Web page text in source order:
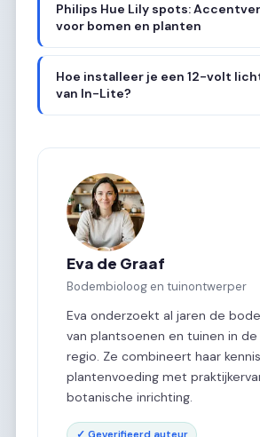
Philips Hue Lily spots:
voor bomen en planten
Hoe installeer je een 12-volt
van In-Lite?
Eva de Graaf
Bodembioloog en tuinontwerper
Eva onderzoekt al jaren de
van plantsoenen en tuinen in
regio. Ze combineert haar
plantenvoeding met
botanische inrichting.